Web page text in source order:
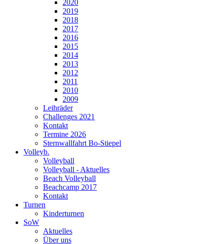
2020
2019
2018
2017
2016
2015
2014
2013
2012
2011
2010
2009
Leihräder
Challenges 2021
Kontakt
Termine 2026
Sternwallfahrt Bo-Stiepel
Volleyb.
Volleyball
Volleyball - Aktuelles
Beach Volleyball
Beachcamp 2017
Kontakt
Turnen
Kinderturnen
SoW
Aktuelles
Über uns